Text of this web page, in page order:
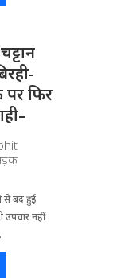
फिर
से बंद हुई
उपचार नहीं